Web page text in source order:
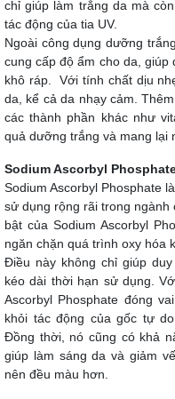
chỉ giúp làm trắng da mà
tác động của tia UV.
Ngoài công dụng dưỡng
cung cấp độ ẩm cho da,
khô ráp. Với tính chất dịu
da, kể cả da nhạy cảm.
các thành phần khác như
quả dưỡng trắng và mang lại
Sodium Ascorbyl
Sodium Ascorbyl Phosphate
sử dụng rộng rãi trong
bật của Sodium Ascorbyl
ngăn chặn quá trình oxy hóa
Điều này không chỉ giúp
kéo dài thời hạn sử dụng.
Ascorbyl Phosphate đóng
khỏi tác động của gốc tự
Đồng thời, nó cũng có khả
giúp làm sáng da và giảm
nên đều màu hơn.